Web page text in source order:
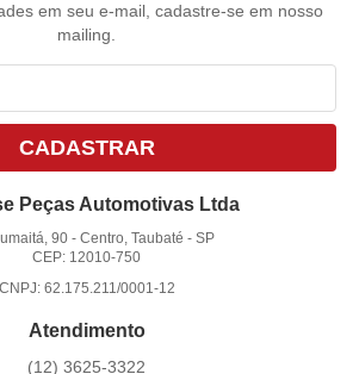
em seu e-mail, cadastre-se em nosso
mailing.
CADASTRAR
Peças Automotivas Ltda
90 -Centro, Taubaté -SP
CEP: 12010-750
CNPJ: 62.175.211/0001-12
Atendimento
(12) 3625-3322